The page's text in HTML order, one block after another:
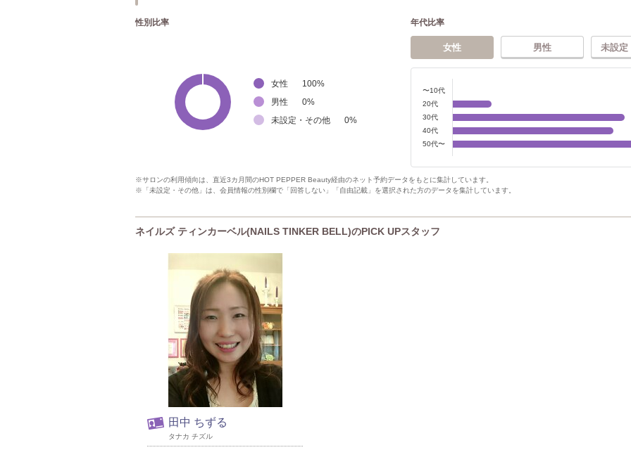
性別比率
女性 100%
男性
0%
未設定・その他
0%
年代比率
女性 男性 未設定
〜10代
20代
30代
40代
50代〜
※サロンの利用傾向は、直近3カ月間のHOT PEPPER Beauty経由のネット予約データをもとに集計しています。
※「未設定・その他」は、会員情報の性別欄で「回答しない」「自由記載」を選択された方のデータを集計しています。
ネイルズ ティンカーベル(NAILS TINKER BELL)のPICK UPスタッフ
田中 ちずる
タナカ チズル